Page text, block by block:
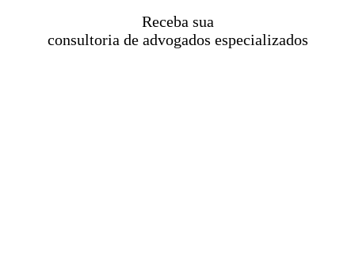
Receba sua
consultoria de advogados especializados